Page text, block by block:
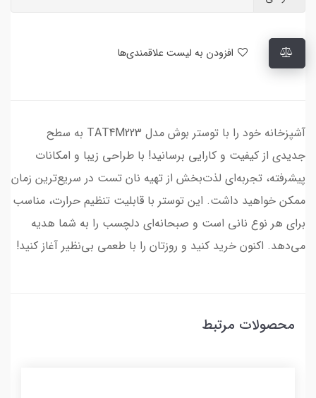
آشپزخانه خود را با توستر بوش مدل TAT4M223 به سطح
جدیدی از کیفیت و کارایی برسانید! با طراحی زیبا و امکانات
پیشرفته، تجربه‌ای لذت‌بخش از تهیه نان تست در سریع‌ترین زمان
ممکن خواهید داشت. این توستر با قابلیت تنظیم حرارت، مناسب
برای هر نوع نانی است و صبحانه‌ای دلچسب را به شما هدیه
می‌دهد. اکنون خرید کنید و روزتان را با طعمی بی‌نظیر آغاز کنید!
محصولات مرتبط